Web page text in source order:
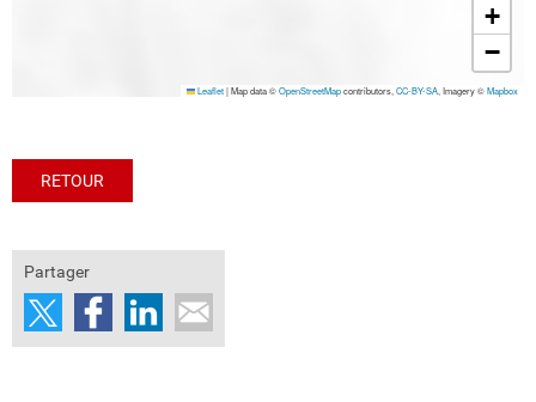
+
−
Leaflet|Map data ©OpenStreetMapcontributors, CC-BY-SA , Imagery ©Mapbox
RETOUR
Partager